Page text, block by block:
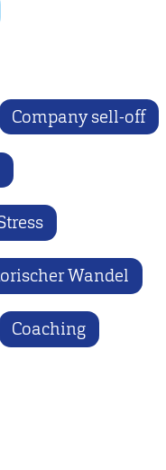
Company sell-off
Wandel
Coaching